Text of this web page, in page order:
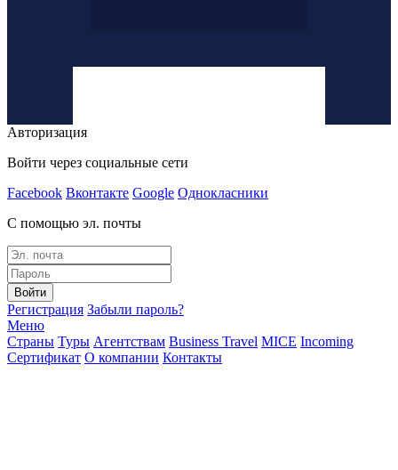
Авторизация
Войти через социальные сети
Facebook Вконтакте Google Однокласники
С помощью эл. почты
Войти
Регистрация Забыли пароль?
Меню
Страны Туры Агентствам Business Travel MICE Incoming
Сертификат О компании Контакты